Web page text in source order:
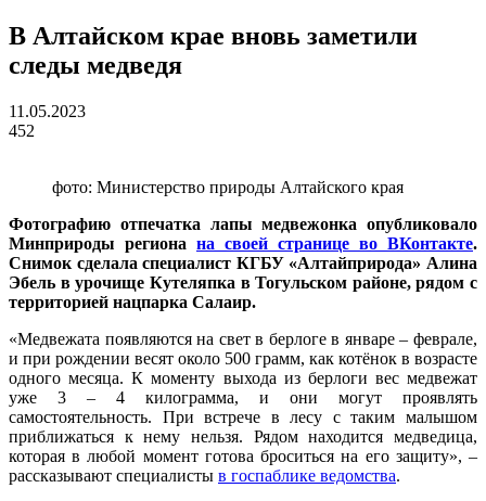
В Алтайском крае вновь заметили
следы медведя
11.05.2023
452
фото: Министерство природы Алтайского края
Фотографию отпечатка лапы медвежонка опубликовало
Минприроды региона на своей странице во ВКонтакте.
Снимок сделала специалист КГБУ «Алтайприрода» Алина
Эбель в урочище Кутеляпка в Тогульском районе, рядом с
территорией нацпарка Салаир.
«Медвежата появляются на свет в берлоге в январе – феврале,
и при рождении весят около 500 грамм, как котёнок в возрасте
одного месяца. К моменту выхода из берлоги вес медвежат
уже 3 – 4 килограмма, и они могут проявлять
самостоятельность. При встрече в лесу с таким малышом
приближаться к нему нельзя. Рядом находится медведица,
которая в любой момент готова броситься на его защиту», –
рассказывают специалисты в госпаблике ведомства.